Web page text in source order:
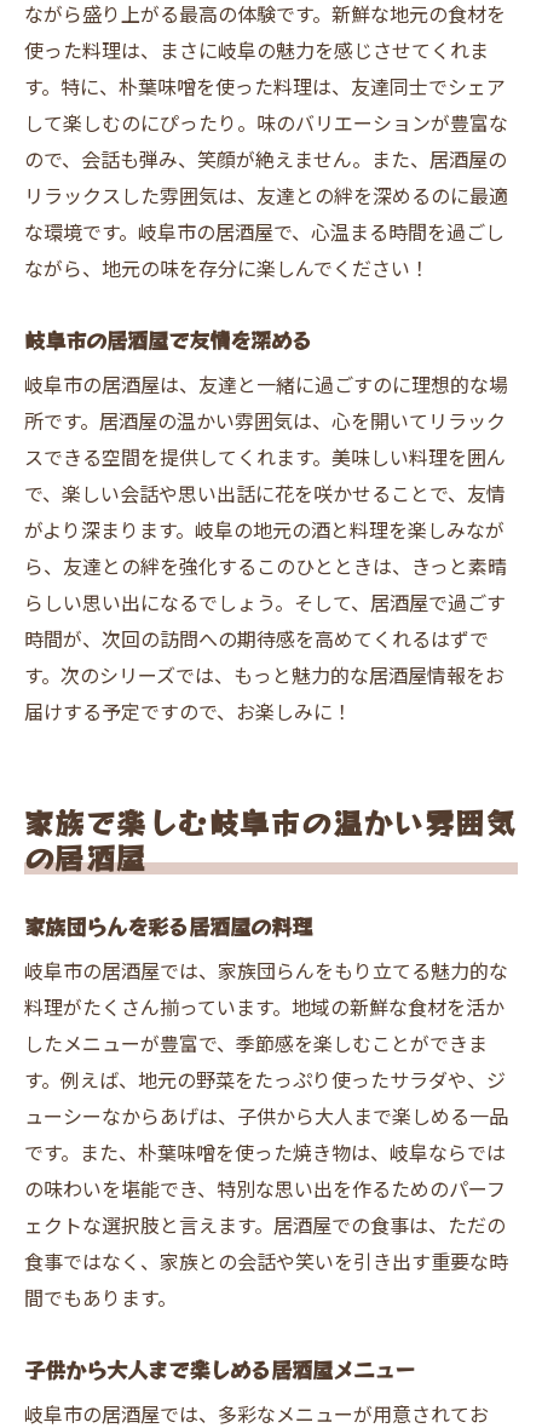
ながら盛り上がる最高の体験です。新鮮な地元の食材を
使った料理は、まさに岐阜の魅力を感じさせてくれま
す。特に、朴葉味噌を使った料理は、友達同士でシェア
して楽しむのにぴったり。味のバリエーションが豊富な
ので、会話も弾み、笑顔が絶えません。また、居酒屋の
リラックスした雰囲気は、友達との絆を深めるのに最適
な環境です。岐阜市の居酒屋で、心温まる時間を過ごし
ながら、地元の味を存分に楽しんでください！
岐阜市の居酒屋で友情を深める
岐阜市の居酒屋は、友達と一緒に過ごすのに理想的な場
所です。居酒屋の温かい雰囲気は、心を開いてリラック
スできる空間を提供してくれます。美味しい料理を囲ん
で、楽しい会話や思い出話に花を咲かせることで、友情
がより深まります。岐阜の地元の酒と料理を楽しみなが
ら、友達との絆を強化するこのひとときは、きっと素晴
らしい思い出になるでしょう。そして、居酒屋で過ごす
時間が、次回の訪問への期待感を高めてくれるはずで
す。次のシリーズでは、もっと魅力的な居酒屋情報をお
届けする予定ですので、お楽しみに！
家族で楽しむ岐阜市の温かい雰囲気
の居酒屋
家族団らんを彩る居酒屋の料理
岐阜市の居酒屋では、家族団らんをもり立てる魅力的な
料理がたくさん揃っています。地域の新鮮な食材を活か
したメニューが豊富で、季節感を楽しむことができま
す。例えば、地元の野菜をたっぷり使ったサラダや、ジ
ューシーなからあげは、子供から大人まで楽しめる一品
です。また、朴葉味噌を使った焼き物は、岐阜ならでは
の味わいを堪能でき、特別な思い出を作るためのパーフ
ェクトな選択肢と言えます。居酒屋での食事は、ただの
食事ではなく、家族との会話や笑いを引き出す重要な時
間でもあります。
子供から大人まで楽しめる居酒屋メニュー
岐阜市の居酒屋では、多彩なメニューが用意されてお